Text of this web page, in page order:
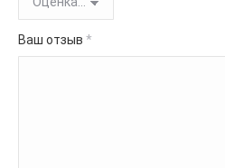
Ваш отзыв *